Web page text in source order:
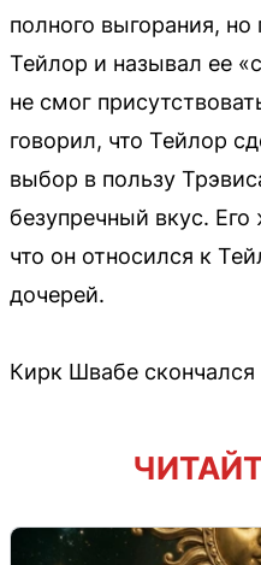
полного выгорания,
Тейлор и называл ее
не смог
говорил, что Тейлор
выбор в пользу
безупречный вкус.
что он относился к
дочерей.
Кирк Швабе скончался